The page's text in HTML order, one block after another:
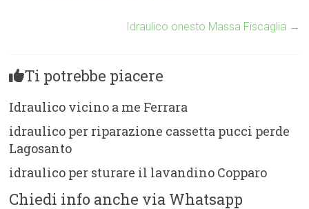
Idraulico onesto Massa Fiscaglia →
Ti potrebbe piacere
Idraulico vicino a me Ferrara
idraulico per riparazione cassetta pucci perde
Lagosanto
idraulico per sturare il lavandino Copparo
Chiedi info anche via Whatsapp